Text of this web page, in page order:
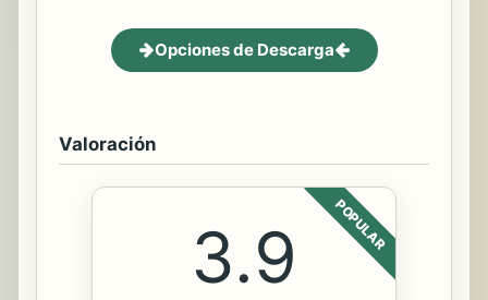
Opciones de Descarga
Valoración
POPULAR
3.9